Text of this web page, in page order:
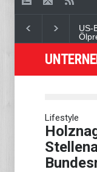
US-
Lifestyle